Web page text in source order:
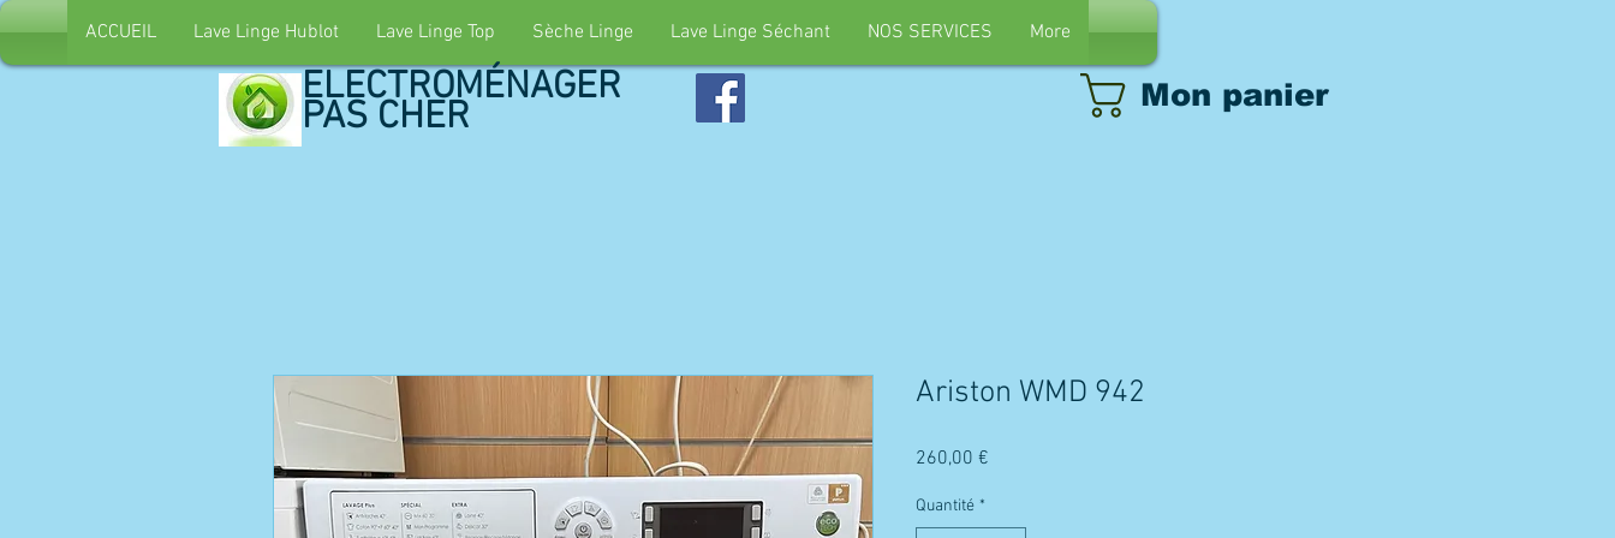
ACCUEIL Lave Linge Hublot Lave Linge Top Sèche Linge Lave Linge Séchant NOS SERVICES More
ELECTROMÉNAGER
PAS CHER Mon panier
Ariston WMD 942
260,00 €
Quantité *